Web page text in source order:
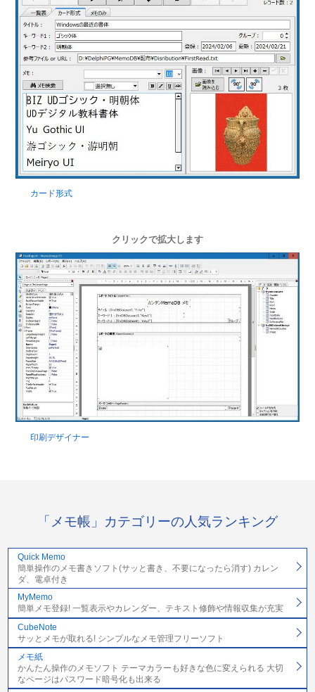
カード形式
クリックで拡大します
印刷デザイナー
「メモ帳」カテゴリーの人気ランキング
Quick Memo
簡単操作のメモ書きソフト(サッと書き、不要になったら消す) カレン
ダ、電卓付き
MyMemo
簡単メモ登録! 一覧表示やカレンダー、テキスト修飾や情報収集が充実
CubeNote
サッとメモが取れる! シンプルなメモ管理フリーソフト
メモ紙
かんたん操作のメモソフト テーマカラーも好きな色に変えられる 大切
なページはパスワード暗号化も出来る